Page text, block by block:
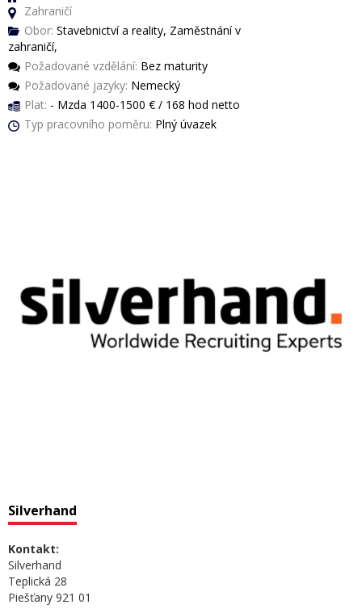
Zahraničí
Obor: Stavebnictví a reality, Zaměstnání v
zahraničí,
Požadované vzdělání: Bez maturity
Požadované jazyky: Nemecký
Plat: - Mzda 1400-1500 € / 168 hod netto
Typ pracovního poměru: Plný úvazek
Silverhand
Kontakt:
Silverhand
Teplická 28
Piešťany 921 01